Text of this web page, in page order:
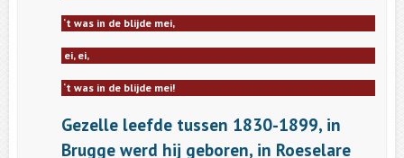
‘t was in de blijde mei,
ei, ei,
‘t was in de blijde mei!
Gezelle leefde tussen 1830-1899, in
Brugge werd hij geboren, in Roeselare